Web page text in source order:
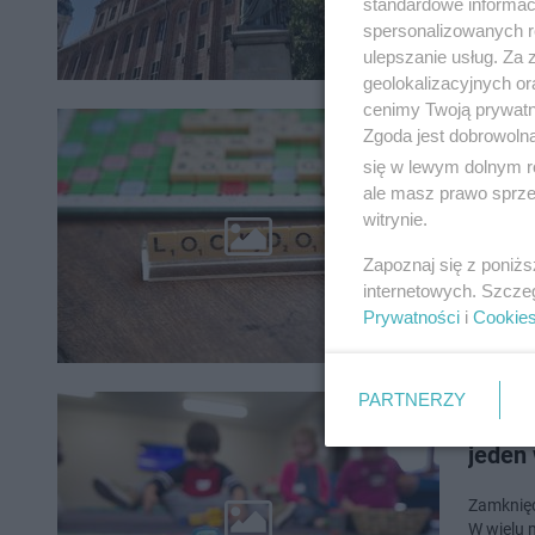
jeden
W wielu
standardowe
spersonalizowanych
ulepszanie usług.
geolokalizacyjnych
cenimy Twoją
Zgoda jest
się w lewym dolnym
ale masz prawo
witrynie.
Zapoznaj się z
internetowych.
Prywatności i
PARTNERZY